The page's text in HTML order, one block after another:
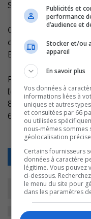
Sorel.
Grâce au
consolider ses
Béatrice.
Rappelons que le
l’ensemble des
80 000 kilomètres et
60 milliards de dollars.
Retour
Publicités et
performance
d’audience et
Stocker et/ou
appareil
En savoir plus
Vos données à
informations liées à
uniques et autres
et consultées par 66
ou utilisées
nous-mêmes
géolocalisation
Certains fournisseurs
données à caractère
légitime. Vous pouvez
ci-dessous.
le menu du site pour
dans les paramètres